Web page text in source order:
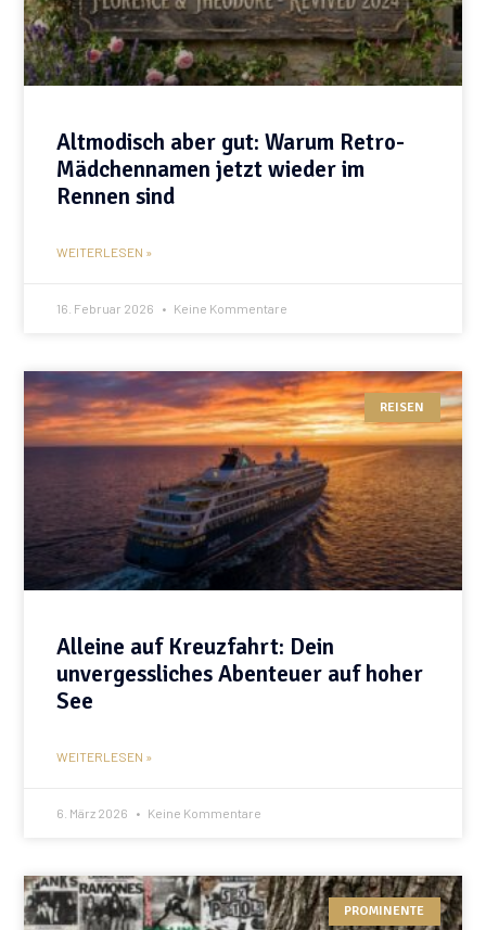
Altmodisch aber gut: Warum Retro-
Mädchennamen jetzt wieder im
Rennen sind
WEITERLESEN »
16. Februar 2026 Keine Kommentare
REISEN
Alleine auf Kreuzfahrt: Dein
unvergessliches Abenteuer auf hoher
See
WEITERLESEN »
6. März 2026 Keine Kommentare
PROMINENTE